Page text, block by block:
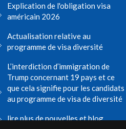
Explication de l'obligation visa
américain 2026
Actualisation relative au
programme de visa diversité
L’interdiction d’immigration de
Trump concernant 19 pays et ce
que cela signifie pour les candidats
au programme de visa de diversité
lire plus de nouvelles et blog